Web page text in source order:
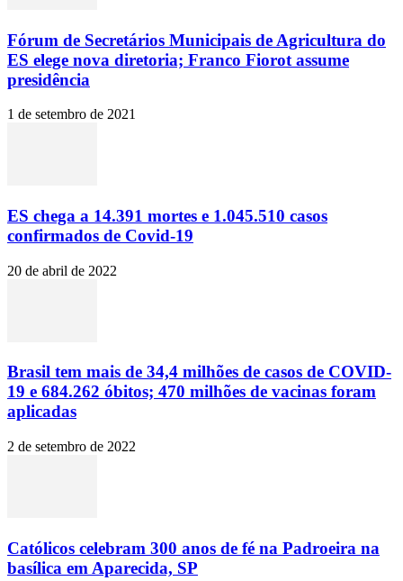
Fórum de Secretários Municipais de Agricultura do
ES elege nova diretoria; Franco Fiorot assume
presidência
1 de setembro de 2021
ES chega a 14.391 mortes e 1.045.510 casos
confirmados de Covid-19
20 de abril de 2022
Brasil tem mais de 34,4 milhões de casos de COVID-
19 e 684.262 óbitos; 470 milhões de vacinas foram
aplicadas
2 de setembro de 2022
Católicos celebram 300 anos de fé na Padroeira na
basílica em Aparecida, SP